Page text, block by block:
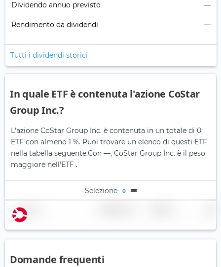
Dividendo annuo previsto —
Rendimento da dividendi —
Tutti i dividendi storici
In quale ETF è contenuta l'azione CoStar
Group Inc.?
L'azione CoStar Group Inc. è contenuta in un totale di 0
ETF con almeno 1 %. Puoi trovare un elenco di questi ETF
nella tabella seguente.Con —, CoStar Group Inc. è il peso
maggiore nell'ETF .
Selezione 0
Nome
Domande frequenti